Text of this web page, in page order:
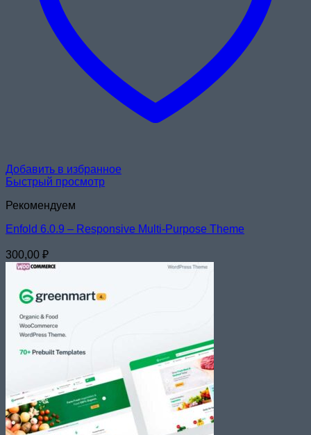
Добавить в избранное
Быстрый просмотр
Рекомендуем
Enfold 6.0.9 – Responsive Multi-Purpose Theme
300,00 ₽